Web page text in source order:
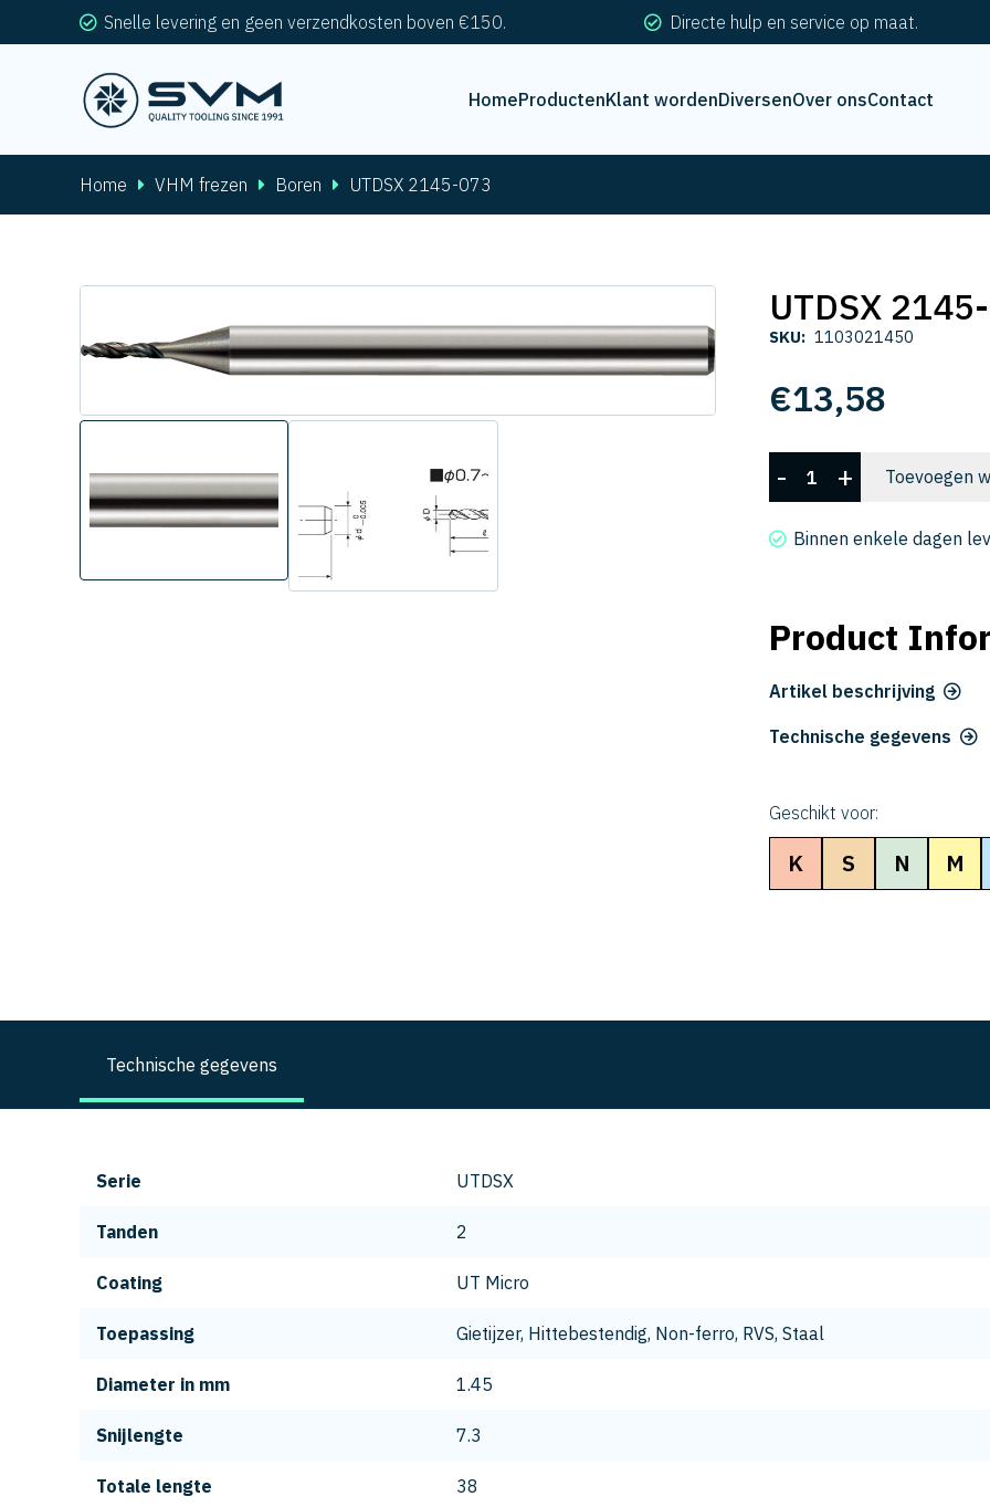
Snelle levering en geen verzendkosten boven €150. Directe hulp en service op maat.
HomeProductenKlant wordenDiversenOver onsContact
Home VHM frezen Boren UTDSX 2145-073
UTDSX
SKU: 1103021450
€13,58
UTDSX
2145-
073
- + Toevoegen
Binnen enkele dagen
Product
Artikel beschrijving
Technische gegevens
Geschikt voor:
K S N M
Technische gegevens
Serie UTDSX
Tanden 2
Coating UT Micro
Toepassing Gietijzer, Hittebestendig, Non-ferro, RVS, Staal
Diameter in mm 1.45
Snijlengte 7.3
Totale lengte 38